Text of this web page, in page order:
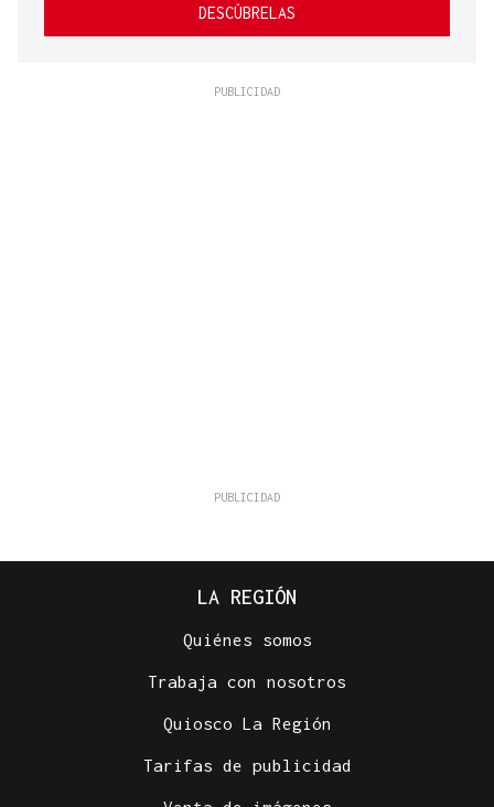
DESCÚBRELAS
LA REGIÓN
Quiénes somos
Trabaja con nosotros
Quiosco La Región
Tarifas de publicidad